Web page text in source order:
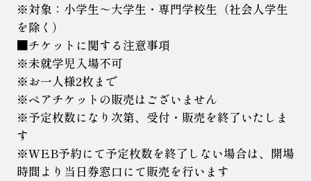
※対象：小学生～大学生・専門学校生（社会人学生
を除く）
■チケットに関する注意事項
※未就学児入場不可
※お一人様2枚まで
※ペアチケットの販売はございません
※予定枚数になり次第、受付・販売を終了いたしま
す
※WEB予約にて予定枚数を終了しない場合は、開場
時間より当日券窓口にて販売を行います